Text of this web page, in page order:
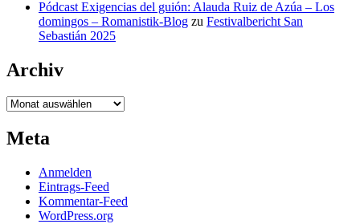
Pódcast Exigencias del guión: Alauda Ruiz de Azúa – Los
domingos – Romanistik-Blog zu Festivalbericht San
Sebastián 2025
Archiv
Archiv
Meta
Anmelden
Eintrags-Feed
Kommentar-Feed
WordPress.org